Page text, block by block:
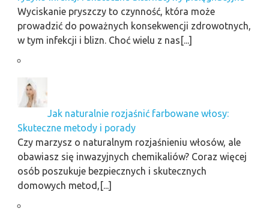
Wyciskanie pryszczy to czynność, która może
prowadzić do poważnych konsekwencji zdrowotnych,
w tym infekcji i blizn. Choć wielu z nas[...]
Jak naturalnie rozjaśnić farbowane włosy:
Skuteczne metody i porady
Czy marzysz o naturalnym rozjaśnieniu włosów, ale
obawiasz się inwazyjnych chemikaliów? Coraz więcej
osób poszukuje bezpiecznych i skutecznych
domowych metod,[...]